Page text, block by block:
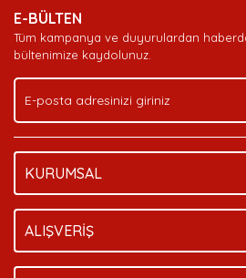
E-BÜLTEN
Tüm kampanya ve duyurulardan
bültenimize kaydolunuz.
KURUMSAL
ALIŞVERİŞ